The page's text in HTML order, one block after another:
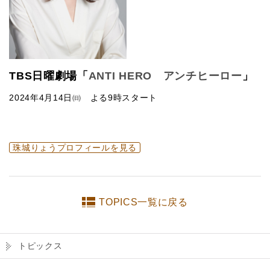
TBS日曜劇場「 ANTI HERO アンチヒーロー 」
2024年4月14日㈰ よる9時スタート
珠城りょうプロフィールを見る
TOPICS一覧に戻る
トピックス